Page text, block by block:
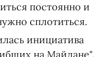
постоянно и
сплотиться.
инициатива
на Майдане".